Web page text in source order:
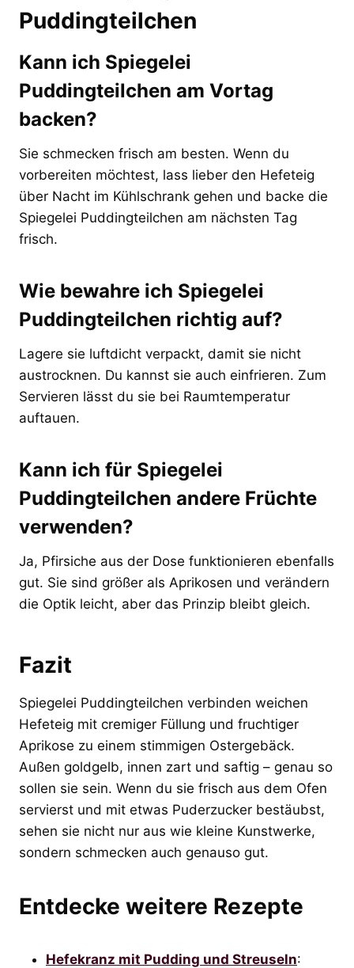
Puddingteilchen
Kann ich Spiegelei
Puddingteilchen am Vortag
backen?
Sie schmecken frisch am besten. Wenn du
vorbereiten möchtest, lass lieber den Hefeteig
über Nacht im Kühlschrank gehen und backe die
Spiegelei Puddingteilchen am nächsten Tag
frisch.
Wie bewahre ich Spiegelei
Puddingteilchen richtig auf?
Lagere sie luftdicht verpackt, damit sie nicht
austrocknen. Du kannst sie auch einfrieren. Zum
Servieren lässt du sie bei Raumtemperatur
auftauen.
Kann ich für Spiegelei
Puddingteilchen andere Früchte
verwenden?
Ja, Pfirsiche aus der Dose funktionieren ebenfalls
gut. Sie sind größer als Aprikosen und verändern
die Optik leicht, aber das Prinzip bleibt gleich.
Fazit
Spiegelei Puddingteilchen verbinden weichen
Hefeteig mit cremiger Füllung und fruchtiger
Aprikose zu einem stimmigen Ostergebäck.
Außen goldgelb, innen zart und saftig – genau so
sollen sie sein. Wenn du sie frisch aus dem Ofen
servierst und mit etwas Puderzucker bestäubst,
sehen sie nicht nur aus wie kleine Kunstwerke,
sondern schmecken auch genauso gut.
Entdecke weitere Rezepte
Hefekranz mit Pudding und Streuseln: